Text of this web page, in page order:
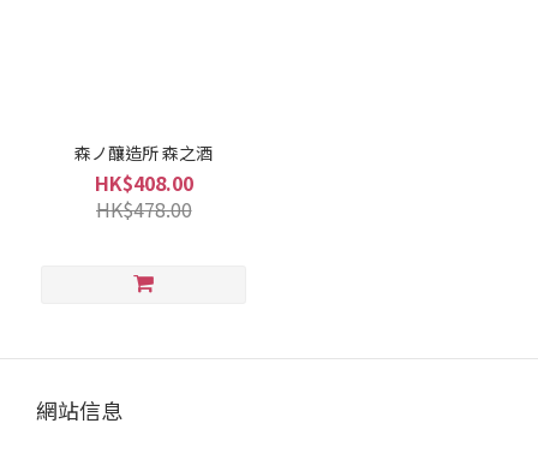
微
風
味
森ノ釀造所 森之酒
HK$408.00
HK$478.00
網站信息